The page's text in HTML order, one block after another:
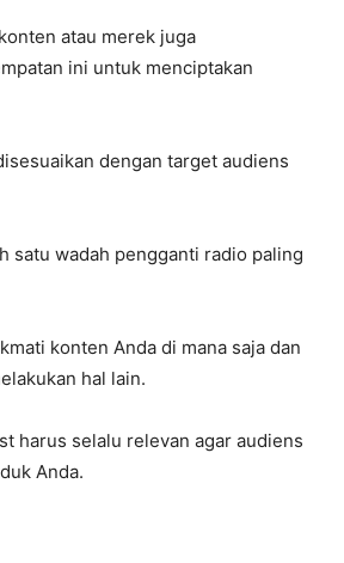
atau merek juga
ini untuk menciptakan
dengan target audiens
satu wadah pengganti radio paling
konten Anda di mana saja dan
hal lain.
harus selalu relevan agar audiens
Anda.